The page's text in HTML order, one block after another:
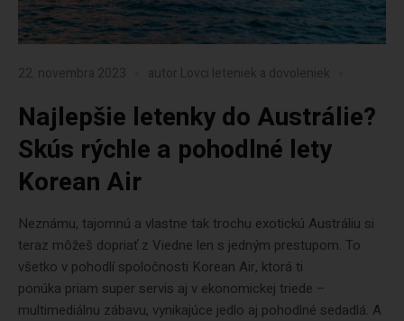
22. novembra 2023 autor Lovci leteniek a dovoleniek
Najlepšie letenky do Austrálie?
Skús rýchle a pohodlné lety
Korean Air
Neznámu, tajomnú a vlastne tak trochu exotickú Austráliu si
teraz môžeš dopriať z Viedne len s jedným prestupom. To
všetko v pohodlí spoločnosti Korean Air, ktorá ti
ponúka priam super servis aj v ekonomickej triede –
multimediálnu zábavu, vynikajúce jedlo aj pohodlné sedadlá. A